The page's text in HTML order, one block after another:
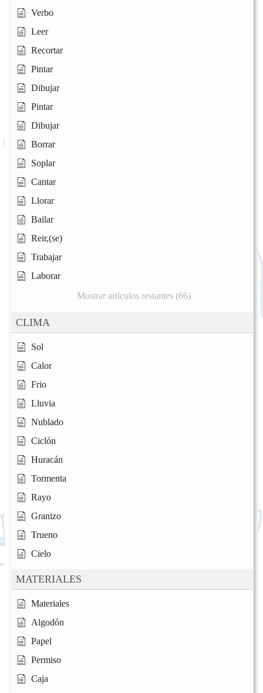
Verbo
Leer
Recortar
Pintar
Dibujar
Pintar
Dibujar
Borrar
Soplar
Cantar
Llorar
Bailar
Reir,(se)
Trabajar
Laborar
Mostrar artículos restantes (66)
CLIMA
Sol
Calor
Frio
Lluvia
Nublado
Ciclón
Huracán
Tormenta
Rayo
Granizo
Trueno
Cielo
MATERIALES
Materiales
Algodón
Papel
Permiso
Caja